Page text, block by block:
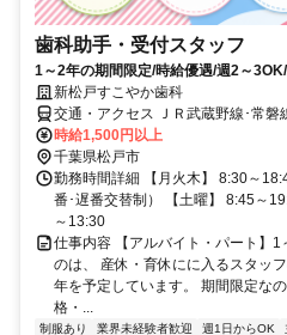
歯科助手・受付スタッフ
1～2年の期間限定/時給優遇/週2～
新松戸すこやか歯科
交通・アクセス ＪＲ武蔵野線･常磐
山線「幸谷駅」より徒歩7分
時給1,500円以上
千葉県松戸市
勤務時間詳細 【月火木】 8:30～
番･遅番交替制） 【土曜】 8:45～
～13:30
仕事内容 【アルバイト・パート】
のは、 産休・育休にに入るスタッ
年を予定しています。 期間限定な
格・...
制服あり 業界未経験者歓迎 週1日からOK